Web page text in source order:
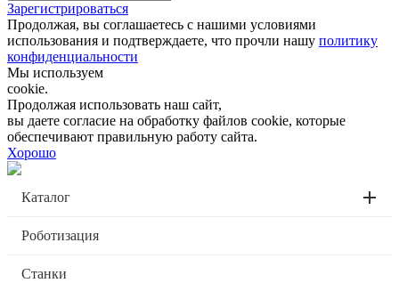
Зарегистрироваться
Продолжая, вы соглашаетесь с нашими условиями
использования и подтверждаете, что прочли нашу политику
конфиденциальности
Мы используем
cookie.
Продолжая использовать наш сайт,
вы даете согласие на обработку файлов cookie, которые
обеспечивают правильную работу сайта.
Хорошо
Каталог
Роботизация
Станки